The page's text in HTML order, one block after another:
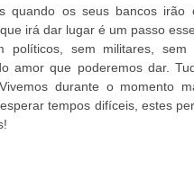
quando os seus bancos
irá dar lugar é um passo
políticos, sem militares,
amor que poderemos dar.
durante o momento
tempos difíceis, estes